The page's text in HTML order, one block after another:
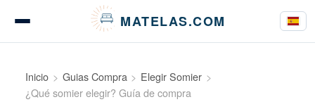
MATELAS.COM
Pruebas de colchones
Inicio Guias Compra
Elegir Somier
¿Qué somier elegir? Guía de compra
Panel de gestión de cookies